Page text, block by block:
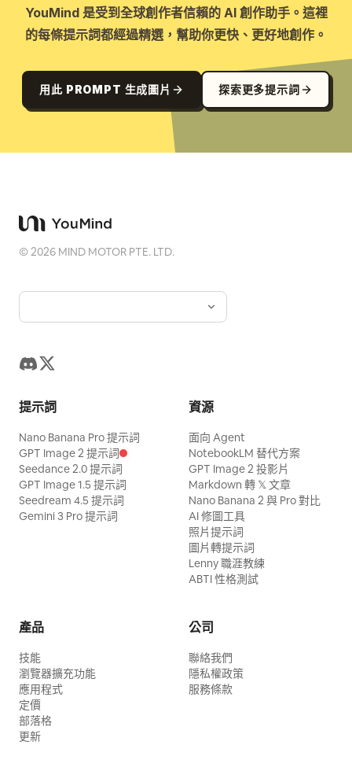
YouMind 是受到全球創作者信賴的 AI 創作助手。這裡
的每條提示詞都經過精選，幫助你更快、更好地創作。
用此 PROMPT 生成圖片 探索更多提示詞
©2026 MIND MOTOR PTE. LTD.
提示詞
Nano Banana Pro 提示詞
GPT Image 2 提示詞
Seedance 2.0 提示詞
GPT Image 1.5 提示詞
Seedream 4.5 提示詞
Gemini 3 Pro 提示詞
資源
面向 Agent
NotebookLM 替代方案
GPT Image 2 投影片
Markdown 轉 𝕏 文章
Nano Banana 2 與 Pro 對比
AI 修圖工具
照片提示詞
圖片轉提示詞
Lenny 職涯教練
ABTI 性格測試
產品
技能
瀏覽器擴充功能
應用程式
定價
部落格
更新
公司
聯絡我們
隱私權政策
服務條款